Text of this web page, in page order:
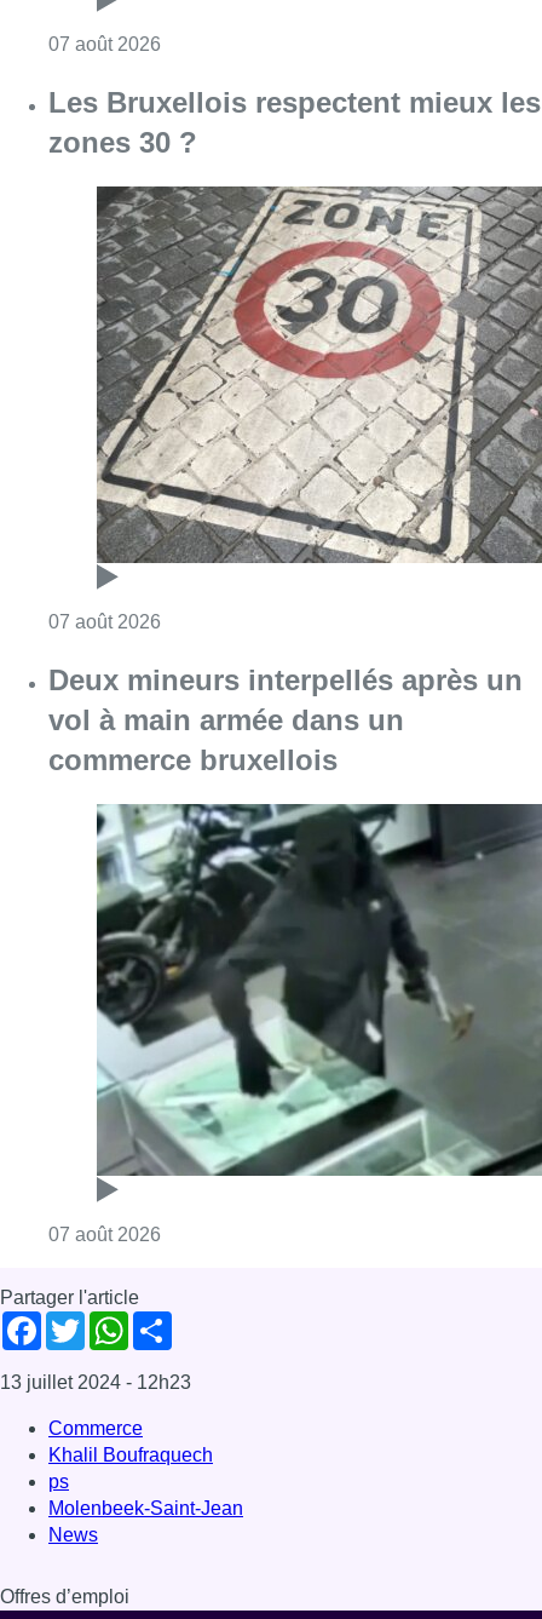
07 août 2026
Les Bruxellois respectent mieux les
zones 30 ?
07 août 2026
Deux mineurs interpellés après un
vol à main armée dans un
commerce bruxellois
07 août 2026
Partager l'article
Facebook
TwitterWhatsApp
13 juillet 2024 - 12h23
Commerce
Khalil Boufraquech
ps
Molenbeek-Saint-Jean
News
Offres d’emploi